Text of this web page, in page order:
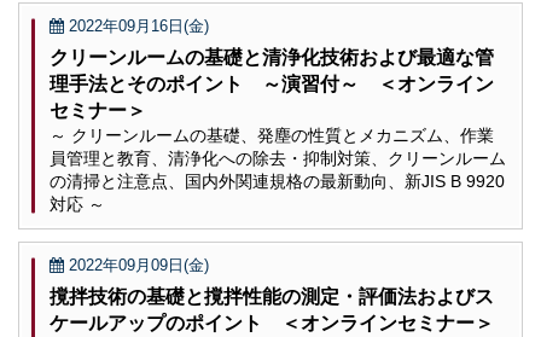
2022年09月16日(金)
クリーンルームの基礎と清浄化技術および最適な管
理手法とそのポイント ～演習付～ ＜オンライン
セミナー＞
～ クリーンルームの基礎、発塵の性質とメカニズム、作業
員管理と教育、清浄化への除去・抑制対策、クリーンルーム
の清掃と注意点、国内外関連規格の最新動向、新JIS B 9920
対応 ～
2022年09月09日(金)
撹拌技術の基礎と撹拌性能の測定・評価法およびス
ケールアップのポイント ＜オンラインセミナー＞